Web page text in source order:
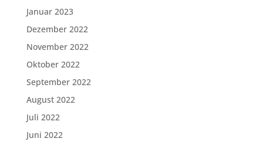
Januar 2023
Dezember 2022
November 2022
Oktober 2022
September 2022
August 2022
Juli 2022
Juni 2022